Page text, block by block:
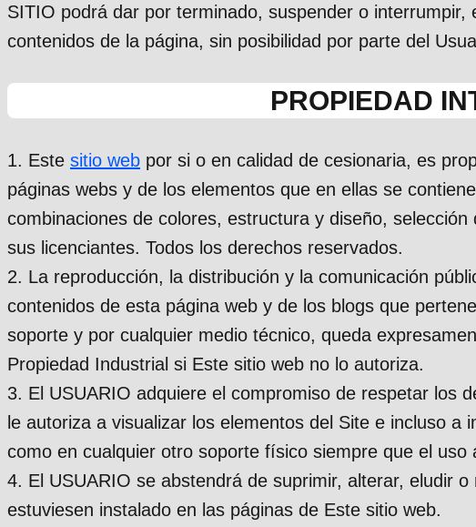
SITIO podrá dar por terminado, suspender o
contenidos de la página, sin posibilidad por parte del
PROPIEDAD
1. Este sitio web por si o en calidad de cesionaria, es
páginas webs y de los elementos que en ellas se
combinaciones de colores, estructura y diseño,
sus licenciantes. Todos los derechos reservados.
2. La reproducción, la distribución y la comunicación
contenidos de esta página web y de los blogs que
soporte y por cualquier medio técnico, queda
Propiedad Industrial si Este sitio web no lo autoriza.
3. El USUARIO adquiere el compromiso de respetar los
le autoriza a visualizar los elementos del Site e incluso
como en cualquier otro soporte físico siempre que el
4. El USUARIO se abstendrá de suprimir, alterar, eludir
estuviesen instalado en las páginas de Este sitio web.